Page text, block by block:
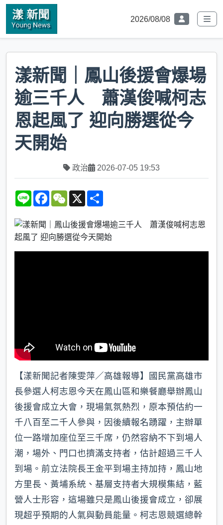
2026/08/08
漾新聞｜鳳山後援會爆場
逾三千人 蕭漢俊喊柯志
恩起風了 迎向勝選從今
天開始
政治 2026-07-05 19:53
L
F
o
o
k
W
a
t
X
e
【漾新聞記者陳雯萍／高雄報導】國民黨高雄市
長參選人柯志恩今天在鳳山區和樂餐廳舉辦鳳山
後援會成立大會，現場氣氛熱烈，原本預估約一
千八百至二千人參與，因後續報名踴躍，主辦單
位一路增加座位至三千席，仍然容納不下到場人
潮，場外、門口也擠滿支持者，估計超過三千人
到場。前立法院長王金平到場主持加持，鳳山地
方里長、黃埔系統、基層支持者大規模集結，藍
營人士形容，這場雖只是鳳山後援會成立，卻展
現超乎預期的人氣與動員能量。柯志恩競選總幹